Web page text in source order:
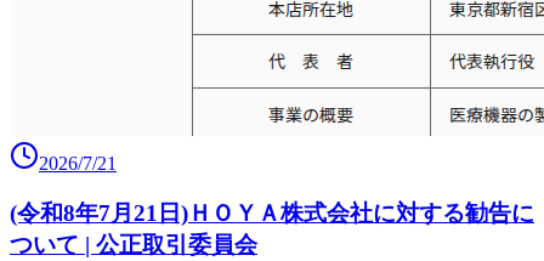
2026/7/21
(令和8年7月21日)ＨＯＹＡ株式会社に対する勧告に
ついて | 公正取引委員会